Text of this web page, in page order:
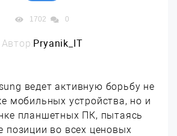
1702 0
Автор:Pryanik_IT
ведет активную борьбу не
мобильных устройства, но и
планшетных ПК, пытаясь
позиции во всех ценовых